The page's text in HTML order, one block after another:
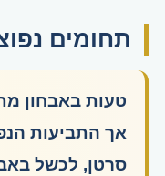
תחומים
טעות באבחון
אך התביעות
סרטן, לכשל